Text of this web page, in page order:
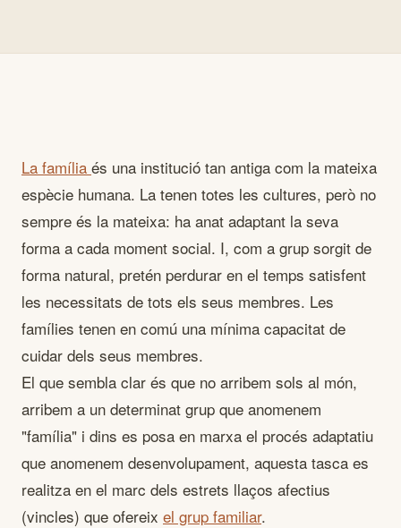
La família és una institució tan antiga com la mateixa
espècie humana. La tenen totes les cultures, però no
sempre és la mateixa: ha anat adaptant la seva
forma a cada moment social. I, com a grup sorgit de
forma natural, pretén perdurar en el temps satisfent
les necessitats de tots els seus membres. Les
famílies tenen en comú una mínima capacitat de
cuidar dels seus membres.
El que sembla clar és que no arribem sols al món,
arribem a un determinat grup que anomenem
"família" i dins es posa en marxa el procés adaptatiu
que anomenem desenvolupament, aquesta tasca es
realitza en el marc dels estrets llaços afectius
(vincles) que ofereix el grup familiar.